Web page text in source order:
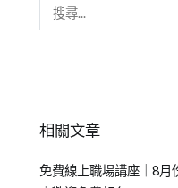
相關文章
免費線上職場講座｜8月